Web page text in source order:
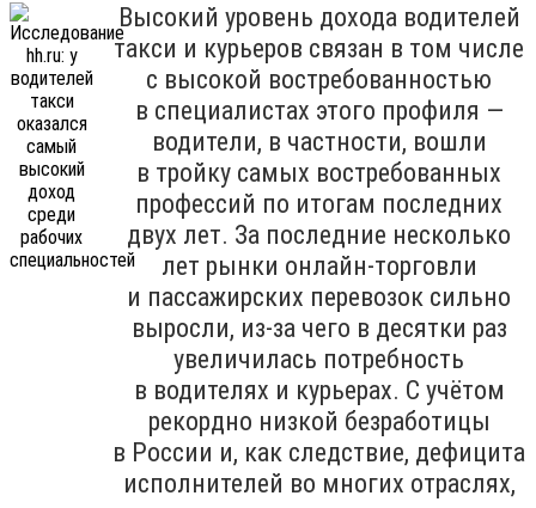
Высокий уровень дохода водителей
такси и курьеров связан в том числе
с высокой востребованностью
в специалистах этого профиля —
водители, в частности, вошли
в тройку самых востребованных
профессий по итогам последних
двух лет. За последние несколько
лет рынки онлайн-торговли
и пассажирских перевозок сильно
выросли, из-за чего в десятки раз
увеличилась потребность
в водителях и курьерах. С учётом
рекордно низкой безработицы
в России и, как следствие, дефицита
исполнителей во многих отраслях,